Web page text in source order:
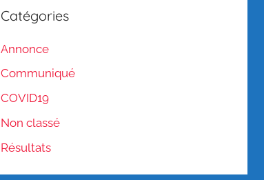
Catégories
Annonce
Communiqué
COVID19
Non classé
Résultats